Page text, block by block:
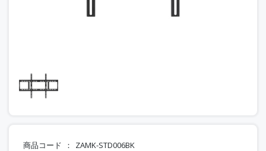
商品コード ZAMK-STD006BK